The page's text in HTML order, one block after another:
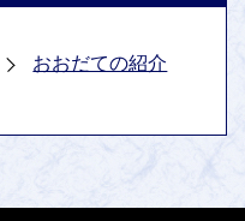
おおだての紹介